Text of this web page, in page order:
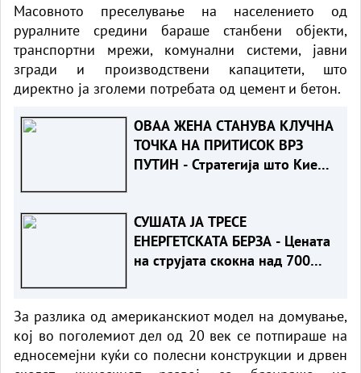
Масовното преселување на населението од
руралните средини бараше станбени објекти,
транспортни мрежи, комунални системи, јавни
згради и производствени капацитети, што
директно ја зголеми потребата од цемент и бетон.
ОВАА ЖЕНА СТАНУВА КЛУЧНА
ТОЧКА НА ПРИТИСОК ВРЗ
ПУТИН - Стратегија што Киев
СУШАТА ЈА ТРЕСЕ
ЕНЕРГЕТСКАТА БЕРЗА - Цената
на струјата скокна над 700
За разлика од американскиот модел на домување,
кој во поголемиот дел од 20 век се потпираше на
едносемејни куќи со полесни конструкции и дрвен